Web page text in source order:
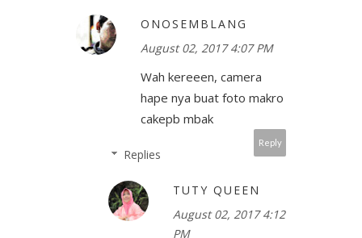
ONOSEMBLANG
August 02, 2017 4:07 PM
Wah kereeen, camera
hape nya buat foto makro
cakepb mbak
Reply
Replies
TUTY QUEEN
August 02, 2017 4:12
PM